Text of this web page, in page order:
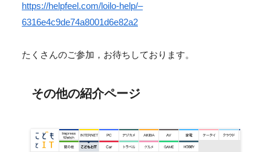
https://helpfeel.com/loilo-help/–
6316e4c9de74a8001d6e82a2
たくさんのご参加，お待ちしております。
その他の紹介ページ